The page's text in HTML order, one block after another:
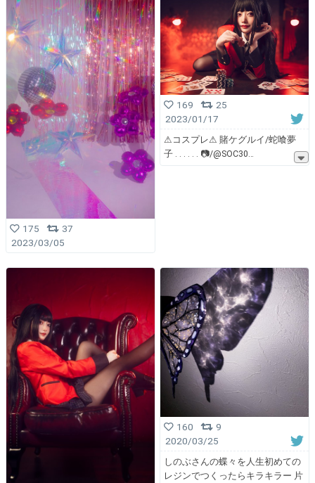
175
37
2023/03/05
169
25
2023/01/17
⚠︎コスプレ⚠︎ 賭ケグルイ/蛇喰夢
子 . . . . . . 📷/@SOC30
160
9
2020/03/25
しのぶさんの蝶々を人生初めての
レジンでつくったらキラキラー 片